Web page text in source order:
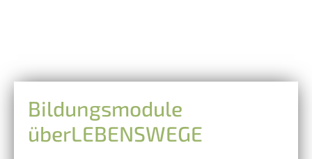
Bildungsmodule
überLEBENSWEGE